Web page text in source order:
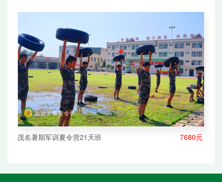
茂名暑期军训夏令营21天班 7680元